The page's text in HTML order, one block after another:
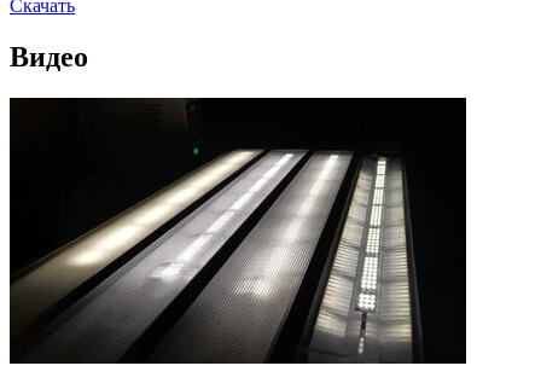
Скачать
Видео